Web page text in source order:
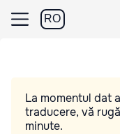
RO
La momentul dat
traducere, vă
minute.